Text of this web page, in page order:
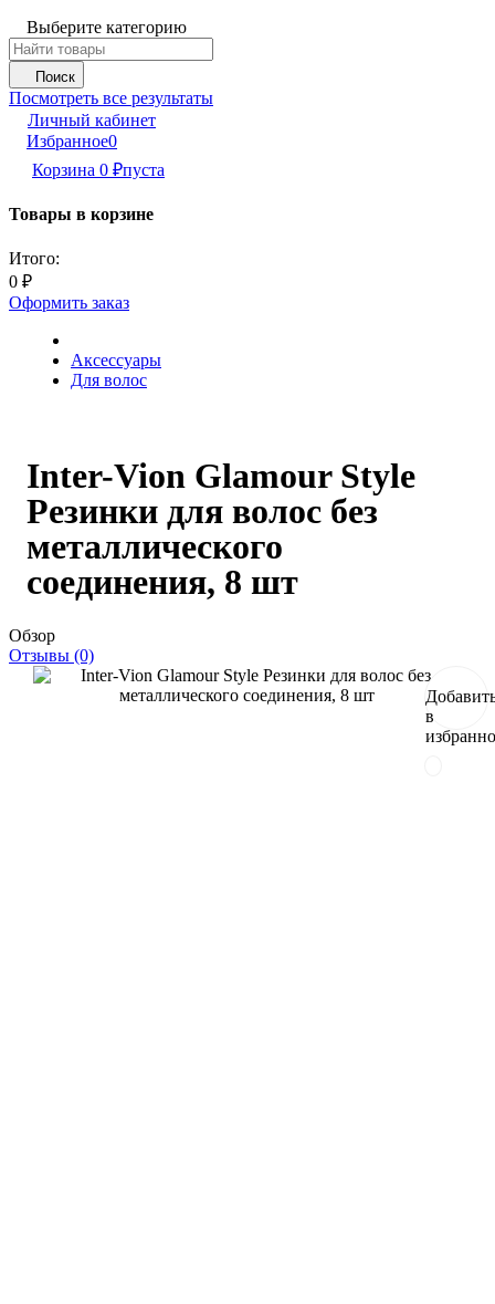
Выберите категорию
Поиск
Посмотреть все результаты
Личный кабинет
Избранное0
Корзина 0 ₽пуста
Товары в корзине
Итого:
0 ₽
Оформить заказ
Аксессуары
Для волос
Inter-Vion Glamour Style
Резинки для волос без
металлического
соединения, 8 шт
Обзор
Отзывы (0)
в